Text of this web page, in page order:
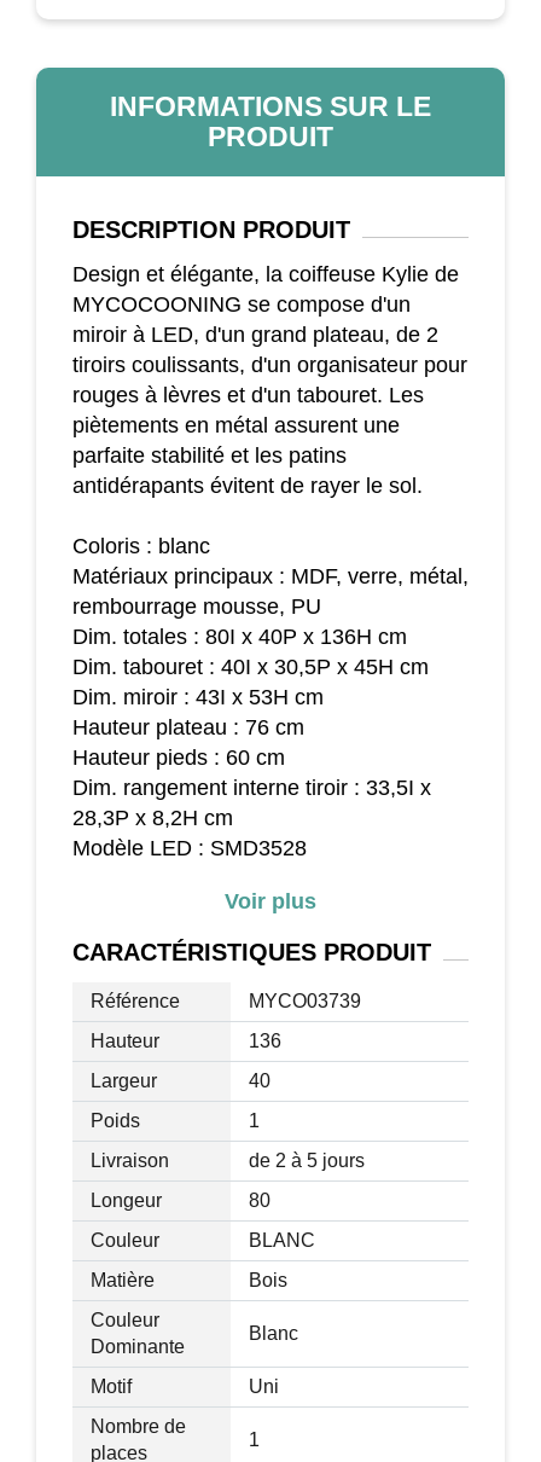
INFORMATIONS SUR LE
PRODUIT
DESCRIPTION PRODUIT
Design et élégante, la coiffeuse Kylie de
MYCOCOONING se compose d'un
miroir à LED, d'un grand plateau, de 2
tiroirs coulissants, d'un organisateur pour
rouges à lèvres et d'un tabouret. Les
piètements en métal assurent une
parfaite stabilité et les patins
antidérapants évitent de rayer le sol.
Coloris : blanc
Matériaux principaux : MDF, verre, métal,
rembourrage mousse, PU
Dim. totales : 80I x 40P x 136H cm
Dim. tabouret : 40I x 30,5P x 45H cm
Dim. miroir : 43I x 53H cm
Hauteur plateau : 76 cm
Hauteur pieds : 60 cm
Dim. rangement interne tiroir : 33,5I x
28,3P x 8,2H cm
Modèle LED : SMD3528
Puissance d'ampoule : 12 W
Longueur câble d'alimentation : 1,5 m
Charge max. recommandée : 50 Kg
(plateau), 5 Kg (par tiroir), 120 Kg
(tabouret)
Certification normes CE-EMC, LVD,
RoHS, ERP
Livraison effectuée en un colis
Voir plus
CARACTÉRISTIQUES PRODUIT
Référence
MYCO03739
Hauteur
136
Largeur
40
Poids
1
Livraison
de 2 à 5 jours
Longeur
80
Couleur
BLANC
Matière
Bois
Couleur
Dominante
Blanc
Motif
Uni
Nombre de
places
1